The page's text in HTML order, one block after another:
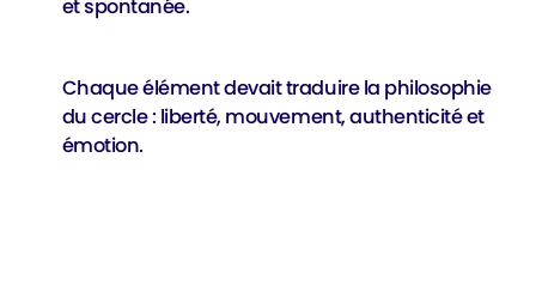
et spontanée.
Chaque élément devait traduire la philosophie
du cercle : liberté, mouvement, authenticité et
émotion.